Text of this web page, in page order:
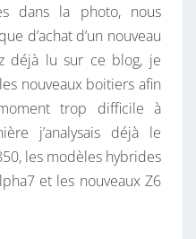
N
A
I
R
E
S
dans la photo, nous
d’achat d’un nouveau
déjà lu sur ce blog, je
nouveaux boitiers afin
trop difficile à
j’analysais déjà le
les modèles hybrides
et les nouveaux Z6